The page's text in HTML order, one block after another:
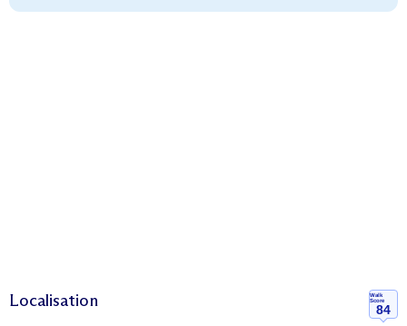
Localisation
Walk
Score
84